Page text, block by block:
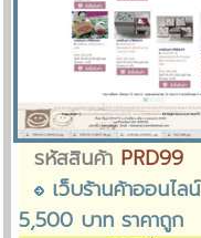
รหัสสินค้า PRD99
เว็บร้านค้าออนไลน์
5,500 บาท ราคาถูก